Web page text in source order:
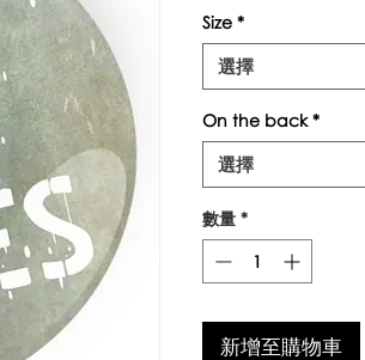
價
格
Size *
選擇
On the back *
選擇
數量 *
新增至購物車